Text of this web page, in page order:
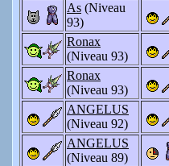
As (Niveau
93)
Ronax
(Niveau 93)
Ronax
(Niveau 93)
ANGELUS
(Niveau 92)
ANGELUS
(Niveau 89)